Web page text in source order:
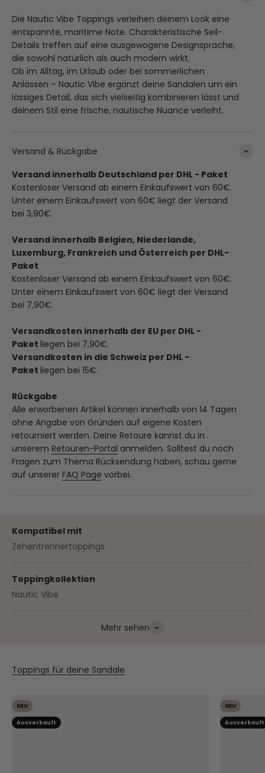
Die Nautic Vibe Toppings verleihen deinem Look eine
entspannte, maritime Note. Charakteristische Seil-
Details treffen auf eine ausgewogene Designsprache,
die sowohl natürlich als auch modern wirkt.
Ob im Alltag, im Urlaub oder bei sommerlichen
Anlässen – Nautic Vibe ergänzt deine Sandalen um ein
lässiges Detail, das sich vielseitig kombinieren lässt und
deinem Stil eine frische, nautische Nuance verleiht.
Versand & Rückgabe
Versand innerhalb Deutschland per DHL - Paket
Kostenloser Versand ab einem Einkaufswert von 60€.
Unter einem Einkaufswert von 60€ liegt der Versand
bei 3,90€.
Versand innerhalb Belgien, Niederlande,
Luxemburg, Frankreich und Österreich per DHL-
Paket
Kostenloser Versand ab einem Einkaufswert von 60€.
Unter einem Einkaufswert von 60€ liegt der Versand
bei 7,90€.
Versandkosten innerhalb der EU per DHL -
Paket liegen bei 7,90€.
Versandkosten in die Schweiz per DHL -
Paket liegen bei 15€.
Rückgabe
Alle erworbenen Artikel können innerhalb von 14 Tagen
ohne Angabe von Gründen auf eigene Kosten
retourniert werden. Deine Retoure kannst du in
unserem Retouren-Portal anmelden. Solltest du noch
Fragen zum Thema Rücksendung haben, schau gerne
auf unserer FAQ Page vorbei.
Kompatibel mit
Zehentrennertoppings
Toppingkollektion
Nautic Vibe
Mehr sehen
Toppings für deine Sandale
NEU
Ausverkauft
NEU
Ausverkauft